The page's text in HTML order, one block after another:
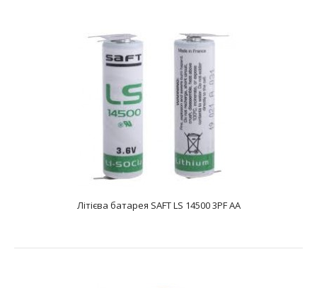
Літієва батарея SAFT LS 14500 2PF AA
text_zero
Батарея літієва SAFT LS 14500 2PF AA являє собою літій-
тіонілхлоридний Li-SOCL2 елемент жи..
Літієва батарея SAFT LS 14500 3PF AA